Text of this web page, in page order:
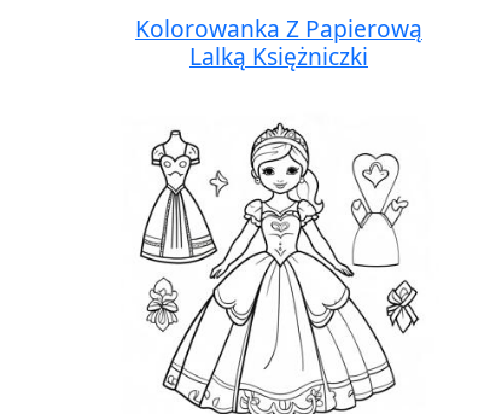
Kolorowanka Z Papierową
Lalką Księżniczki